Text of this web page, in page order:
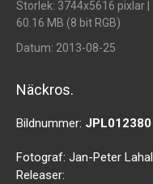
Storlek: 3744x5616 pixlar |
60.16 MB (8 bit RGB)
Datum: 2013-08-25
Näckros.
Bildnummer: JPL012380
Fotograf: Jan-Peter
Releaser: